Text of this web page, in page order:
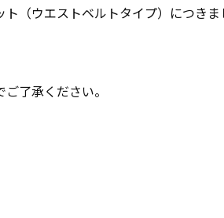
（ウエストベルトタイプ）につきま
了承ください。